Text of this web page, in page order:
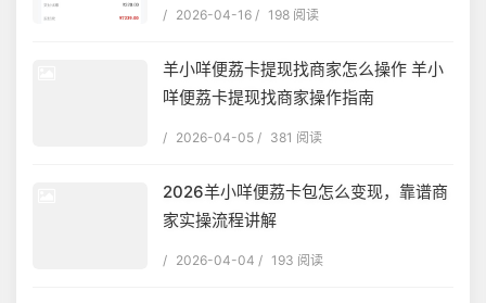
/ 2026-04-16 / 198 阅读
羊小咩便荔卡提现找商家怎么操作 羊小
咩便荔卡提现找商家操作指南
/ 2026-04-05 / 381 阅读
2026羊小咩便荔卡包怎么变现，靠谱商
家实操流程讲解
/ 2026-04-04 / 193 阅读